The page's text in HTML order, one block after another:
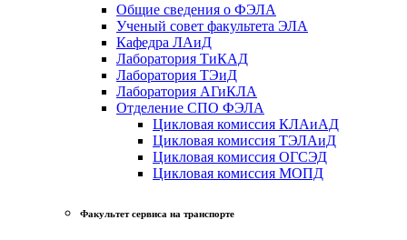
Общие сведения о ФЭЛА
Ученый совет факультета ЭЛА
Кафедра ЛАиД
Лаборатория ТиКАД
Лаборатория ТЭиД
Лаборатория АГиКЛА
Отделение СПО ФЭЛА
Цикловая комиссия КЛАиАД
Цикловая комиссия ТЭЛАиД
Цикловая комиссия ОГСЭД
Цикловая комиссия МОПД
Факультет сервиса на транспорте